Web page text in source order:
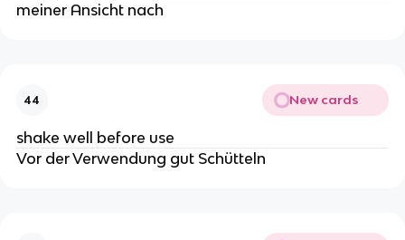
meiner Ansicht nach
44 New cards
shake well before use
Vor der Verwendung gut Schütteln